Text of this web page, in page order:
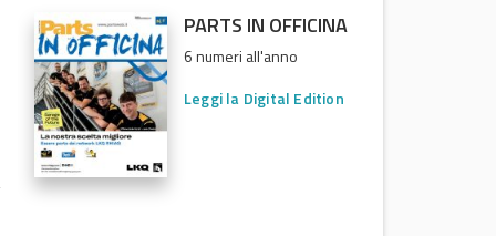
PARTS IN OFFICINA
6 numeri all'anno
Leggi la Digital Edition